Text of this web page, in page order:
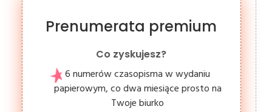
Prenumerata premium
Co zyskujesz?
6 numerów czasopisma w wydaniu
papierowym, co dwa miesiące prosto na
Twoje biurko